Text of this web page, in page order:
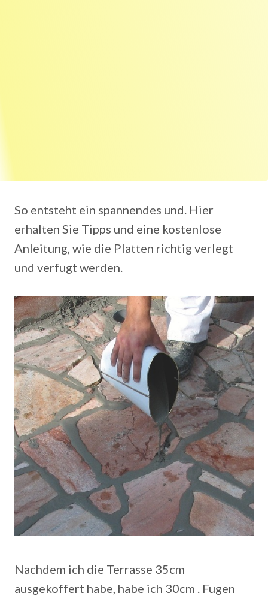
So entsteht ein spannendes und. Hier
erhalten Sie Tipps und eine kostenlose
Anleitung, wie die Platten richtig verlegt
und verfugt werden.
Nachdem ich die Terrasse 35cm
ausgekoffert habe, habe ich 30cm . Fugen